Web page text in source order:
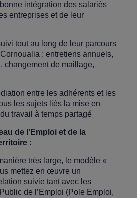
intégration des salariés
entreprises et de leur
tout au long de leur parcours
: entretiens annuels,
changement de maillage,
entre les adhérents et les
les sujets liés la mise en
travail à temps partagé
de l’Emploi et de la
:
très large, le modèle «
mettez en œuvre un
suivie tant avec les
de l’Emploi (Pole Emploi,